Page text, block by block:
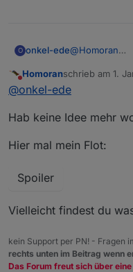
O onkel-ede@Homoran
und nicht
Nicht stören
Homoranschrieb am 1.
zuletzt editiert
@onkel-ede
Hab keine Idee mehr
Hier mal mein Flot:
Spoiler
Vielleicht findest du
kein Support per PN! - Fragen
rechts unten im Beitrag wenn
Das Forum freut sich über